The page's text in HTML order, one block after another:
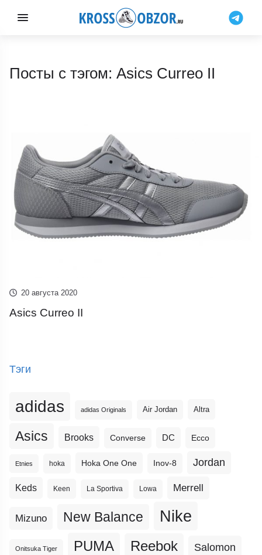
Посты с тэгом: Asics Curreo II
20 августа 2020
Asics Curreo II
Тэги
adidas adidas Originals Air Jordan Altra
Asics Brooks Converse DC Ecco
Etnies hoka Hoka One One Inov-8 Jordan
Keds Keen La Sportiva Lowa Merrell
Mizuno New Balance Nike
Onitsuka Tiger PUMA Reebok Salomon